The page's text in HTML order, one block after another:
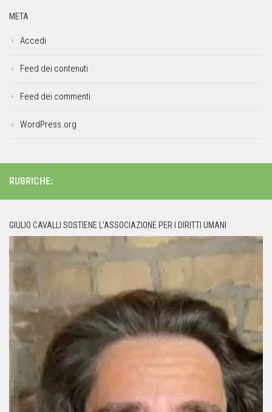
META
Accedi
Feed dei contenuti
Feed dei commenti
WordPress.org
RUBRICHE:
GIULIO CAVALLI SOSTIENE L’ASSOCIAZIONE PER I DIRITTI UMANI